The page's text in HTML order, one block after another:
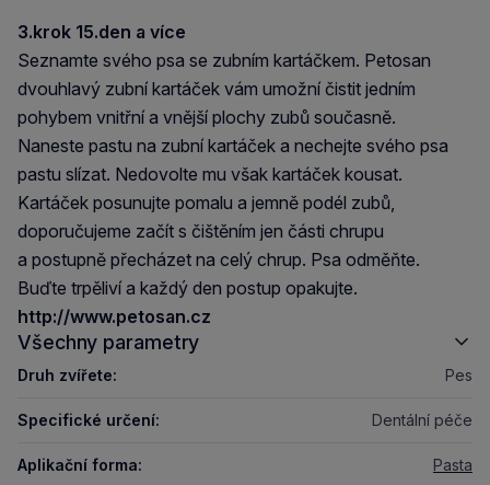
3.krok 15.den a více
Seznamte svého psa se zubním kartáčkem. Petosan
dvouhlavý zubní kartáček vám umožní čistit jedním
pohybem vnitřní a vnější plochy zubů současně.
Naneste pastu na zubní kartáček a nechejte svého psa
pastu slízat. Nedovolte mu však kartáček kousat.
Kartáček posunujte pomalu a jemně podél zubů,
doporučujeme začít s čištěním jen části chrupu
a postupně přecházet na celý chrup. Psa odměňte.
Buďte trpěliví a každý den postup opakujte.
http://www.petosan.cz
Všechny parametry
Druh zvířete: Pes
Specifické určení: Dentální péče
Aplikační forma: Pasta